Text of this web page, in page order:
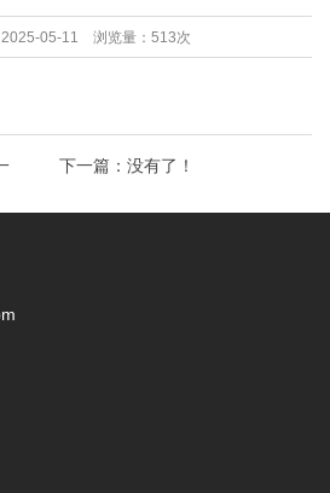
2025-05-11 浏览量：513次
下一篇：没有了！